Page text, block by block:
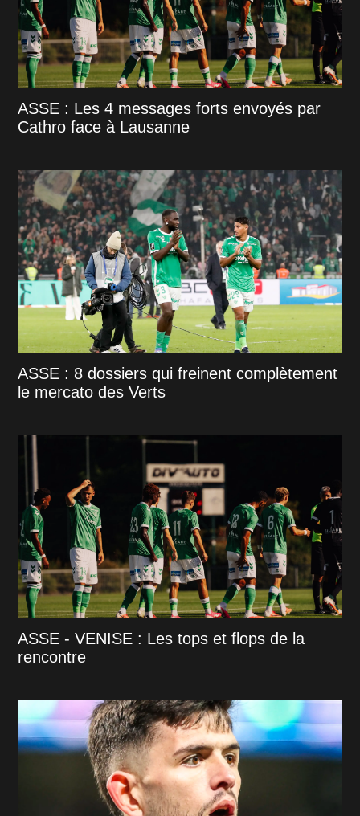
ASSE : Les 4 messages forts envoyés par
Cathro face à Lausanne
ASSE : 8 dossiers qui freinent complètement
le mercato des Verts
ASSE - VENISE : Les tops et flops de la
rencontre